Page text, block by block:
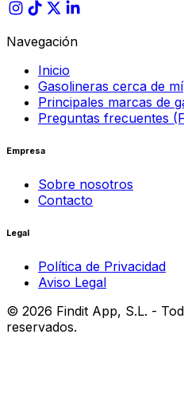
Navegación
Inicio
Gasolineras cerca de mí
Principales marcas de
Preguntas frecuentes
Empresa
Sobre nosotros
Contacto
Legal
Política de Privacidad
Aviso Legal
© 2026 Findit App, S.L. -
reservados.